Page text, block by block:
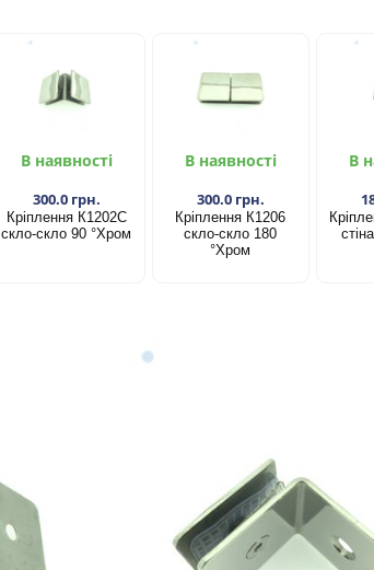
В наявності
300.0 грн.
Кріплення К1202С
скло-скло 90 °Хром
В наявності
300.0 грн.
Кріплення К1206
скло-скло 180
°Хром
В